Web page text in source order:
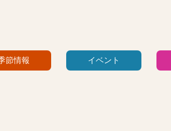
節情報 イベント